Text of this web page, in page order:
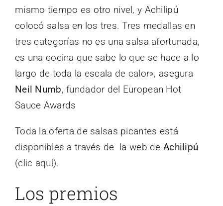
mismo tiempo es otro nivel, y Achilipú
colocó salsa en los tres. Tres medallas en
tres categorías no es una salsa afortunada,
es una cocina que sabe lo que se hace a lo
largo de toda la escala de calor», asegura
Neil Numb, fundador del European Hot
Sauce Awards
Toda la oferta de salsas picantes está
disponibles a través de la web de Achilipú
(clic aquí).
Los premios